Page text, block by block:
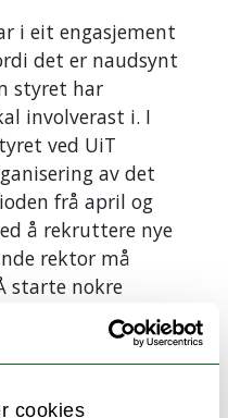
cookies
i eit engasjement
det er naudsynt
styret har
involverast i. I
ved UiT
av det
frå april og
å rekruttere nye
rektor må
starte nokre
tar til, vil òg
godt kjend med
seier
Fossland.